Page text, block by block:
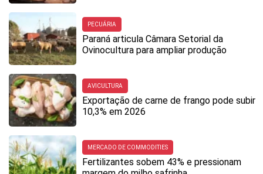
PECUÁRIA
Paraná articula Câmara Setorial da
Ovinocultura para ampliar produção
AVICULTURA
Exportação de carne de frango pode subir
10,3% em 2026
MERCADO DE COMMODITIES
Fertilizantes sobem 43% e pressionam